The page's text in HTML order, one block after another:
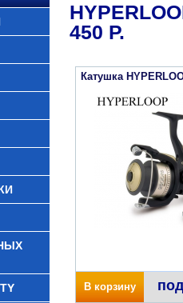
450 Р.
Катушка
В корзину